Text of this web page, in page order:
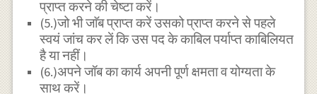
प्राप्त करने की चेष्टा करें।
(5.)जो भी जाॅब प्राप्त करें उसको प्राप्त करने से पहले
स्वयं जांच कर लें कि उस पद के काबिल पर्याप्त काबिलियत
है या नहीं।
(6.)अपने जॉब का कार्य अपनी पूर्ण क्षमता व योग्यता के
साथ करें।